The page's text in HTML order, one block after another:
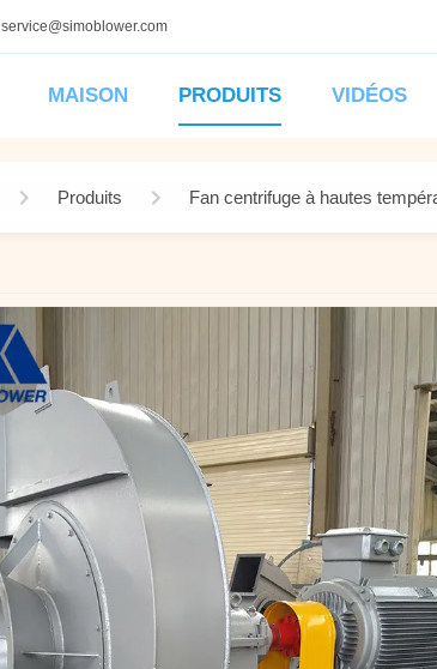
service@simoblower.com
MAISON PRODUITS VIDÉOS
Produits Fan centrifuge à hautes